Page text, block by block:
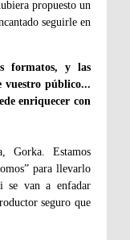
propuesto un
seguirle en
formatos, y las
vuestro público...
enriquecer con
Estamos
para llevarlo
se van a enfadar
seguro que